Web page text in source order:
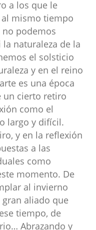
a los que le
mismo tiempo
no podemos
naturaleza de la
el solsticio
y en el reino
es una época
un cierto retiro
como el
largo y difícil.
y en la reflexión
a las
como
momento. De
al invierno
aliado que
tiempo, de
Abrazando y